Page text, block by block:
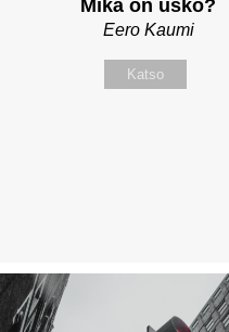
Mikä on usko?
Eero Kaumi
Katso